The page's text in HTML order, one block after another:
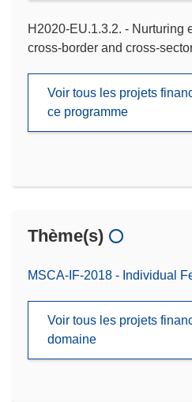
H2020-EU.1.3.2. - Nurturing
cross-border and cross-
Voir tous les projets
ce programme
Thème(s)
MSCA-IF-2018 - Individual
Voir tous les projets
domaine